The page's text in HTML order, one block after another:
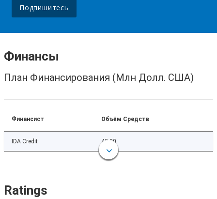
Подпишитесь
Финансы
План Финансирования (Млн Долл. США)
Финансист Объём Средств
IDA Credit 42.00
Ratings